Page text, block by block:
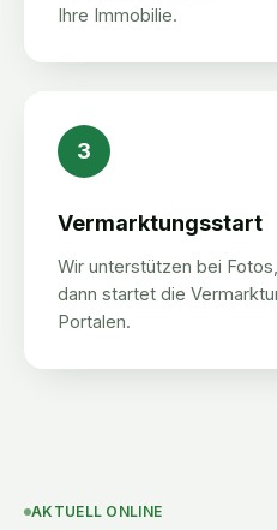
Ihre Immobilie.
3
Vermarktungsstart
Wir unterstützen bei
dann startet die
Portalen.
AKTUELL ONLINE